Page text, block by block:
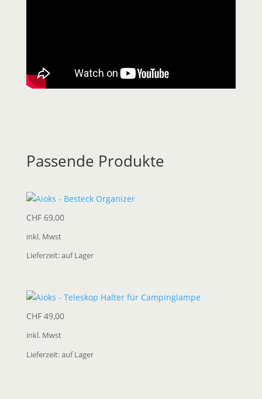
Passende Produkte
CHF69,00
inkl. Mwst
Lieferzeit:auf Lager
CHF49,00
inkl. Mwst
Lieferzeit:auf Lager